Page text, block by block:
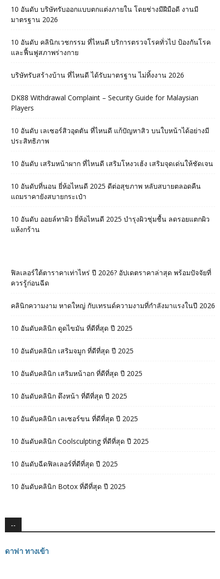
10 อันดับ บริษัทรับออกแบบตกแต่งภายใน โดยช่างมีฝีมือดี งานมี
มาตรฐาน 2026
10 อันดับ คลินิกเวชกรรม ที่ไหนดี บริการตรวจโรคทั่วไป ป้องกันโรค
และฟื้นฟูสภาพร่างกาย
บริษัทรับสร้างบ้าน ที่ไหนดี ได้รับมาตรฐาน ไม่ทิ้งงาน 2026
DK88 Withdrawal Complaint – Security Guide for Malaysian
Players
10 อันดับ เลเซอร์สิวอุดตัน ที่ไหนดี แก้ปัญหาสิว บนใบหน้าได้อย่างมี
ประสิทธิภาพ
10 อันดับ เสริมหน้าผาก ที่ไหนดี เสริมโหงวเฮ้ง เสริมจุดเด่นให้ชัดเจน
10 อันดับที่นอน ยี่ห้อไหนดี 2025 ดีต่อสุขภาพ หลับสบายตลอดคืน
แถมราคายังสบายกระเป๋า
10 อันดับ ออยล์ทาผิว ยี่ห้อไหนดี 2025 บำรุงผิวชุ่มชื้น ลดรอยแตกผิว
แห้งกร้าน
ฟิลเลอร์ใต้ตาราคาเท่าไหร่ ปี 2026? อัปเดตราคาล่าสุด พร้อมปัจจัยที่
ควรรู้ก่อนฉีด
คลินิกความงาม หาดใหญ่ กับเทรนด์ความงามที่กำลังมาแรงในปี 2026
10 อันดับคลินิก ดูดไขมัน ที่ดีที่สุด ปี 2025
10 อันดับคลินิก เสริมจมูก ที่ดีที่สุด ปี 2025
10 อันดับคลินิก เสริมหน้าอก ที่ดีที่สุด ปี 2025
10 อันดับคลินิก ดึงหน้า ที่ดีที่สุด ปี 2025
10 อันดับคลินิก เลเซอร์ขน ที่ดีที่สุด ปี 2025
10 อันดับคลินิก Coolsculpting ที่ดีที่สุด ปี 2025
10 อันดับฉีดฟิลเลอร์ที่ดีที่สุด ปี 2025
10 อันดับคลินิก Botox ที่ดีที่สุด ปี 2025
--
ดาฟา ทางเข้า